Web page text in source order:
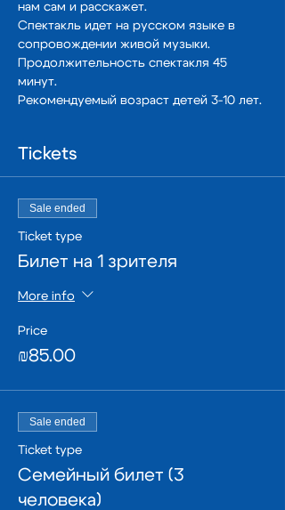
нам сам и расскажет.
Спектакль идет на русском языке в
сопровождении живой музыки.
Продолжительность спектакля 45
минут.
Рекомендуемый возраст детей 3-10 лет.
Tickets
Sale ended
Ticket type
Билет на 1 зрителя
More info
Price
₪85.00
Sale ended
Ticket type
Семейный билет (3
человека)